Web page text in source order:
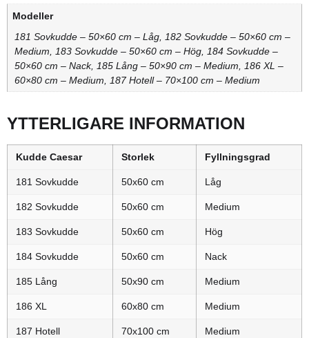
Modeller
181 Sovkudde – 50×60 cm – Låg, 182 Sovkudde – 50×60 cm –
Medium, 183 Sovkudde – 50×60 cm – Hög, 184 Sovkudde –
50×60 cm – Nack, 185 Lång – 50×90 cm – Medium, 186 XL –
60×80 cm – Medium, 187 Hotell – 70×100 cm – Medium
YTTERLIGARE INFORMATION
Kudde Caesar Storlek Fyllningsgrad
181 Sovkudde 50x60 cm Låg
182 Sovkudde 50x60 cm Medium
183 Sovkudde 50x60 cm Hög
184 Sovkudde 50x60 cm Nack
185 Lång 50x90 cm Medium
186 XL 60x80 cm Medium
187 Hotell 70x100 cm Medium